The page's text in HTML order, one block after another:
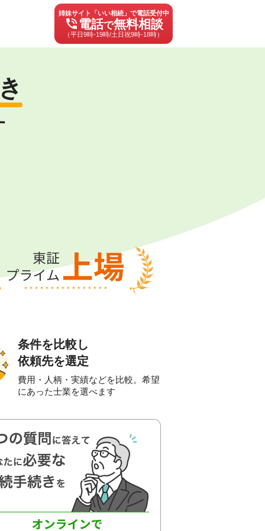
姉妹サイト「いい相続」で電話受付中
phone_in_talk 電話で無料相談
（平日9時-19時/土日祝9時-18時）
条件を比較し
依頼先を選定
費用・人柄・実績などを比較。希望
にあった士業を選べます